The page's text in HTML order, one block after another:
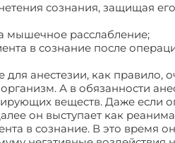
сознания, защищая
мышечное расслабление;
в сознание после
для анестезии, как правило,
А в обязанности
веществ. Даже если
он выступает как
в сознание. В это время